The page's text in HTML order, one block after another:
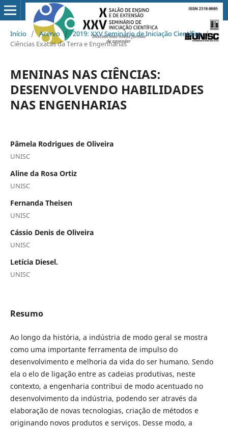
Início / Acervo / 2019: XXV Seminário de Iniciação Científica /
Ciências Exatas da Terra e Engenharias
MENINAS NAS CIÊNCIAS:
DESENVOLVENDO HABILIDADES
NAS ENGENHARIAS
Pâmela Rodrigues de Oliveira
UNISC
Aline da Rosa Ortiz
UNISC
Fernanda Theisen
UNISC
Cássio Denis de Oliveira
UNISC
Letícia Diesel.
UNISC
Resumo
Ao longo da história, a indústria de modo geral se mostra
como uma importante ferramenta de impulso do
desenvolvimento e melhoria da vida do ser humano. Sendo
ela o elo de ligação entre as cadeias produtivas, neste
contexto, a engenharia contribui de modo acentuado no
desenvolvimento da indústria, podendo ser através da
elaboração de novas tecnologias, criação de métodos e
originando novos produtos e serviços. Desse modo, a